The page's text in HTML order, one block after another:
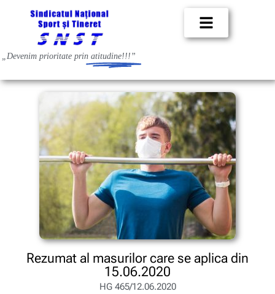
„Devenim prioritate prin atitudine!!!”
Rezumat al masurilor care se aplica din
15.06.2020
HG 465/12.06.2020